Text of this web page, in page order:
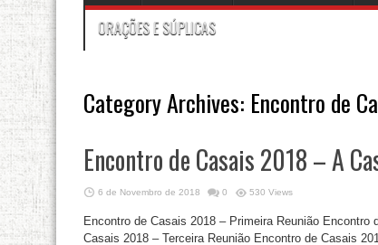
ORAÇÕES E SÚPLICAS
Category Archives: Encontro de
Encontro de Casais 2018 – A
6 de Novembro de 2018 0 530 Views
Encontro de Casais 2018 – Primeira Reunião
Casais 2018 – Terceira Reunião Encontro de Casais